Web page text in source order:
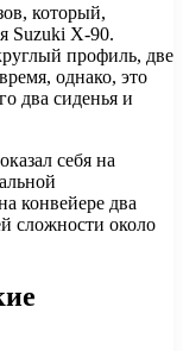
который,
Suzuki X-90.
профиль, две
однако, это
два сиденья и
себя на
конвейере два
сложности около